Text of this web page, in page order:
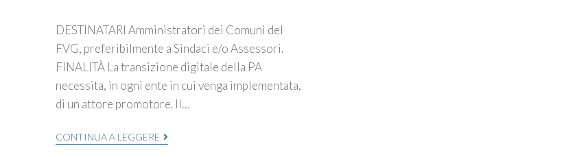
DESTINATARI Amministratori dei Comuni del
FVG, preferibilmente a Sindaci e/o Assessori.
FINALITÀ La transizione digitale della PA
necessita, in ogni ente in cui venga implementata,
di un attore promotore. Il…
CONTINUA A LEGGERE